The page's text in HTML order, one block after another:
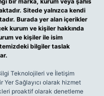
Sitede yalnızca kendi
Burada yer alan içerikler
kurum ve kişiler hakkında
ve kişiler ile isim
bilgiler taslak
Teknolojileri ve İletişim
Yer Sağlayıcı olarak hizmet
proaktif olarak denetleme